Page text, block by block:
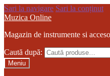
Sari la navigare Sari la conținut
Muzica Online
Magazin de instrumente si
Caută după:
Meniu